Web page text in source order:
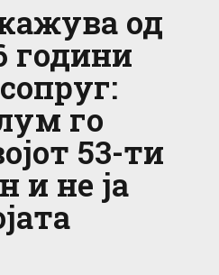
од
години
го
53-ти
и не ја